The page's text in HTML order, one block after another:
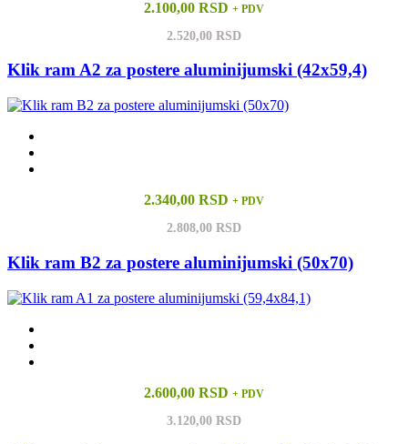
2.100,00 RSD + PDV
2.520,00 RSD
Klik ram A2 za postere aluminijumski (42x59,4)
2.340,00 RSD + PDV
2.808,00 RSD
Klik ram B2 za postere aluminijumski (50x70)
2.600,00 RSD + PDV
3.120,00 RSD